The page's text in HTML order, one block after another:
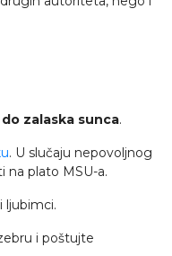
zalaska sunca.
. U slučaju nepovoljnog
plato MSU-a.
ljubimci.
i poštujte